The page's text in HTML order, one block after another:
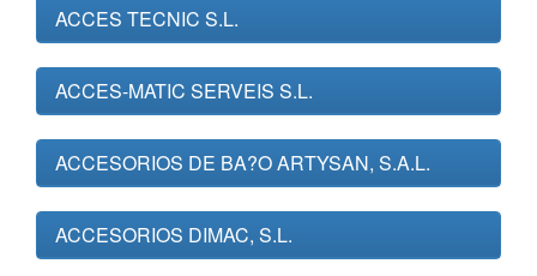
ACCES TECNIC S.L.
ACCES-MATIC SERVEIS S.L.
ACCESORIOS DE BA?O ARTYSAN, S.A.L.
ACCESORIOS DIMAC, S.L.